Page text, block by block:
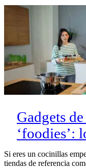
Gadgets
‘foodies’:
Si eres un cocinillas
tiendas de referencia